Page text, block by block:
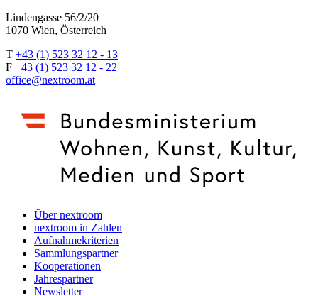
Lindengasse 56/2/20
1070 Wien, Österreich
T +43 (1) 523 32 12 - 13
F +43 (1) 523 32 12 - 22
office@nextroom.at
Über nextroom
nextroom in Zahlen
Aufnahmekriterien
Sammlungspartner
Kooperationen
Jahrespartner
Newsletter